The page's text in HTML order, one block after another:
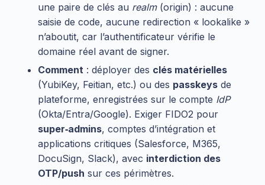
une paire de clés au realm(origin) : aucune
saisie de code, aucune redirection « lookalike »
n’aboutit, car l’authentificateur vérifie le
domaine réel avant de signer.
Comment : déployer des clés matérielles
(YubiKey, Feitian, etc.) ou des passkeys de
plateforme, enregistrées sur le compte IdP
(Okta/Entra/Google). Exiger FIDO2 pour
super‑admins, comptes d’intégration et
applications critiques (Salesforce, M365,
DocuSign, Slack), avec interdiction des
OTP/push sur ces périmètres.